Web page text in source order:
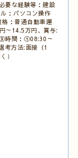
要な経験等：建設
：パソコン操作
格：普通自動車運
～14.5万円、賞与:
⑨時間：①08:30～
方法:面接（1
）